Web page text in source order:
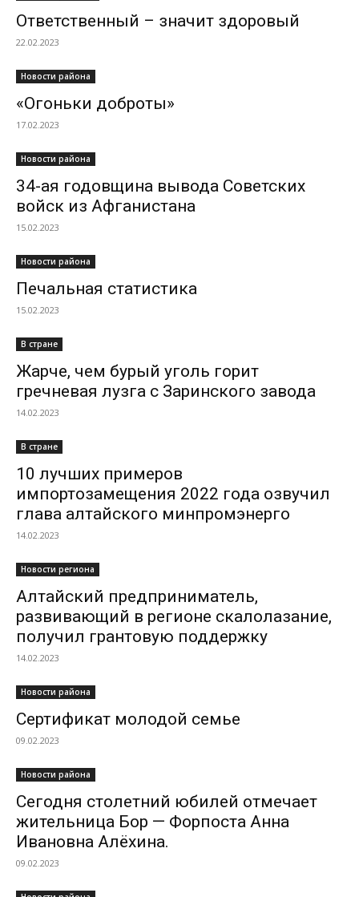
Ответственный – значит здоровый
22.02.2023
Новости района
«Огоньки доброты»
17.02.2023
Новости района
34-ая годовщина вывода Советских
войск из Афганистана
15.02.2023
Новости района
Печальная статистика
15.02.2023
В стране
Жарче, чем бурый уголь горит
гречневая лузга с Заринского завода
14.02.2023
В стране
10 лучших примеров
импортозамещения 2022 года озвучил
глава алтайского минпромэнерго
14.02.2023
Новости региона
Алтайский предприниматель,
развивающий в регионе скалолазание,
получил грантовую поддержку
14.02.2023
Новости района
Сертификат молодой семье
09.02.2023
Новости района
Сегодня столетний юбилей отмечает
жительница Бор — Форпоста Анна
Ивановна Алёхина.
09.02.2023